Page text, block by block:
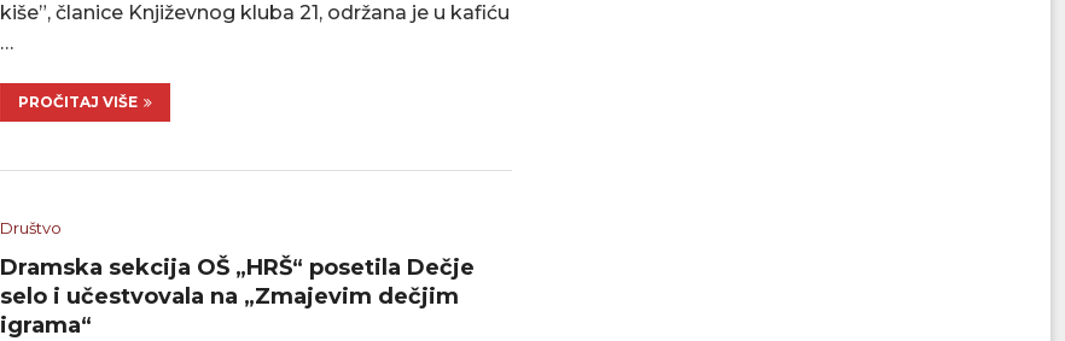
kiše”, članice Književnog kluba 21, održana je u kafiću
…
PROČITAJ VIŠE
Društvo
Dramska sekcija OŠ „HRŠ“ posetila Dečje
selo i učestvovala na „Zmajevim dečjim
igrama“